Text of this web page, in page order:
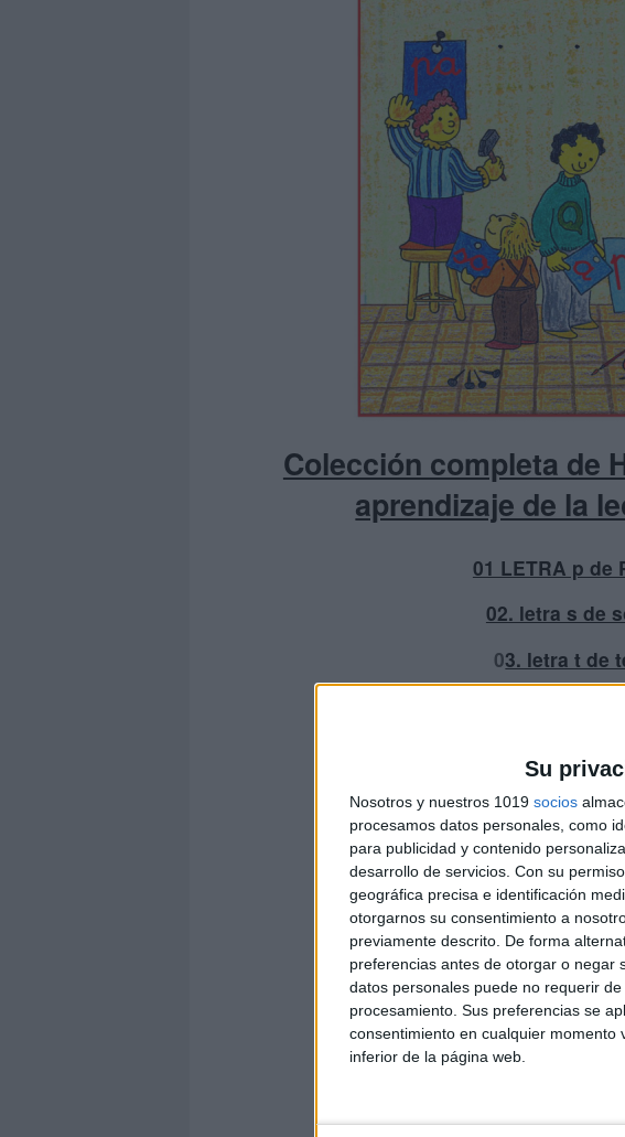
Su
Nosotros y nuestros 1019 socios
procesamos datos personales, como
para publicidad y contenido
desarrollo de servicios. Con su
geográfica precisa e identificación
otorgarnos su consentimiento a
previamente descrito. De forma
preferencias antes de otorgar o negar
datos personales puede no requerir
procesamiento. Sus preferencias se
consentimiento en cualquier momento
inferior de la página web.
Colección completa de
aprendizaje de la
01 LETRA p de
02. letra s de
03. letra t de
06. letra C de casa y
07. letra r de
08. letra rr de
09. letra r de
10. letras b-v
11. letra f de
12. letra ll de